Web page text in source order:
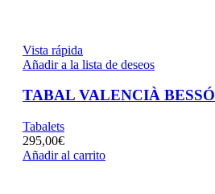
Vista rápida
Añadir a la lista de deseos
TABAL VALENCIÀ BESSÓ
Tabalets
295,00€
Añadir al carrito